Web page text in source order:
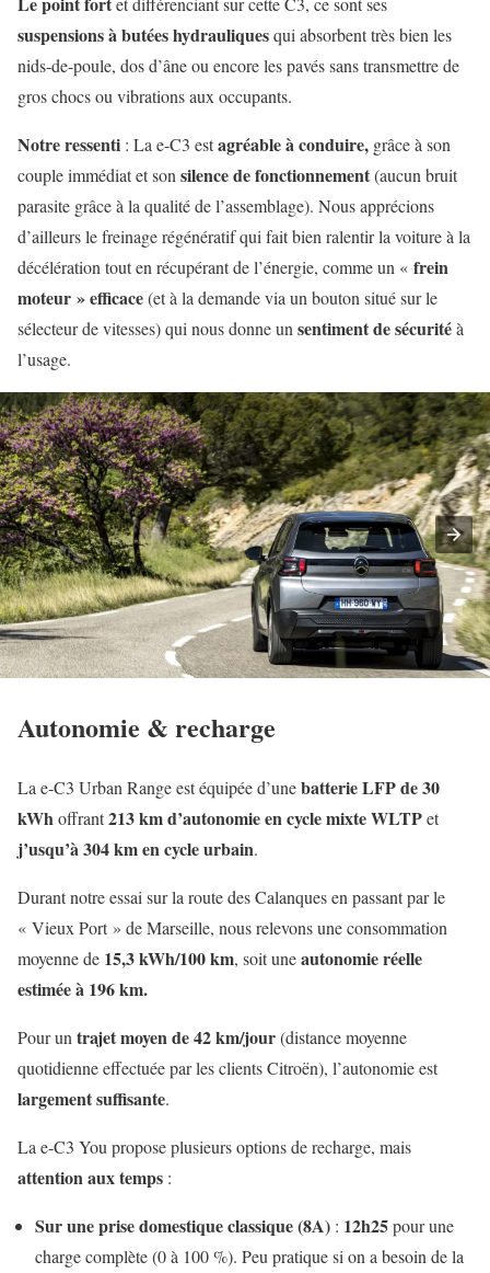
suspensions à butées hydrauliquesqui absorbent très bien les
nids-de-poule, dos d’âne ou encore les pavés sans transmettre de
gros chocs ou vibrations aux occupants.
Notre ressenti : La e-C3 estagréable à conduire, grâce à son
couple immédiat et son silence de fonctionnement(aucun bruit
parasite grâce à la qualité de l’assemblage). Nous apprécions
d’ailleurs le freinage régénératif qui fait bien ralentir la voiture à la
décélération tout en récupérant de l’énergie, comme un « frein
moteur » efficace(et à la demande via un bouton situé sur le
sélecteur de vitesses) qui nous donne un sentiment de sécuritéà
l’usage.
Autonomie & recharge
La e-C3 Urban Range est équipée d’unebatterie LFP de 30
kWhoffrant213 km d’autonomie en cycle mixte WLTPet
j’usqu’à 304 km en cycle urbain.
Durant notre essai sur la route des Calanques en passant par le
« Vieux Port » de Marseille, nous relevons une consommation
moyenne de 15,3 kWh/100 km, soit uneautonomie réelle
estimée à 196 km.
Pour un trajet moyen de 42 km/jour(distance moyenne
quotidienne effectuée par les clients Citroën), l’autonomie est
largement suffisante.
La e-C3 You propose plusieurs options de recharge, mais
attention aux temps :
Sur une prise domestique classique (8A) : 12h25pour une
charge complète (0 à 100 %). Peu pratique si on a besoin de la